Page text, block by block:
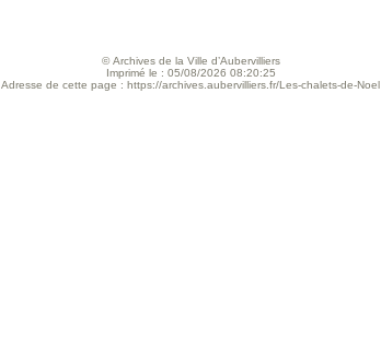
© Archives de la Ville d’Aubervilliers
Imprimé le : 05/08/2026 08:20:25
Adresse de cette page : https://archives.aubervilliers.fr/Les-chalets-de-Noel